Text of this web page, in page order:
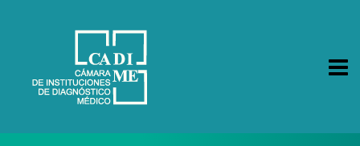
Cámara de Instituciones de Diagnóstico Médico